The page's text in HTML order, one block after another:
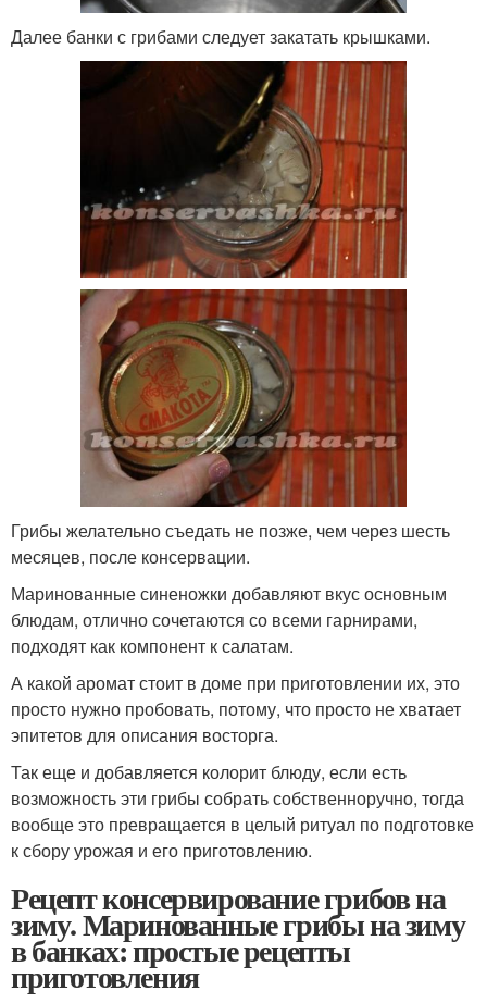
Далее банки с грибами следует закатать крышками.
Грибы желательно съедать не позже, чем через шесть
месяцев, после консервации.
Маринованные синеножки добавляют вкус основным
блюдам, отлично сочетаются со всеми гарнирами,
подходят как компонент к салатам.
А какой аромат стоит в доме при приготовлении их, это
просто нужно пробовать, потому, что просто не хватает
эпитетов для описания восторга.
Так еще и добавляется колорит блюду, если есть
возможность эти грибы собрать собственноручно, тогда
вообще это превращается в целый ритуал по подготовке
к сбору урожая и его приготовлению.
Рецепт консервирование грибов на
зиму. Маринованные грибы на зиму
в банках: простые рецепты
приготовления